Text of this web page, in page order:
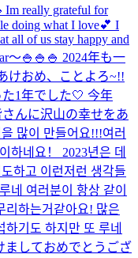
really grateful for
doing what I love💕 I
all of us stay happy and
〜🍚🍚🍚 2024年も一
けおめ、ことよろ~!!
1年でした🤍 今年
んに沢山の幸せをあ
많이 만들어요!!!여러
하네요！ 2023년은 데
하고 이런저런 생각들
네 여러분이 항상 같이
리하는거같아요! 많은
기도 하지만 또 루네
ましておめでとうござ